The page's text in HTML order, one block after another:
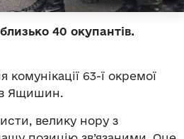
40 окупантів.
комунікації 63-ї окремої
Ящишин.
велику нору з